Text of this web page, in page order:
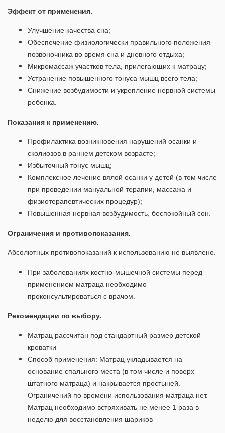
Эффект от применения.
Улучшение качества сна;
Обеспечение физиологически правильного положения
позвоночника во время сна и дневного отдыха;
Микромассаж участков тела, прилегающих к матрацу;
Устранение повышенного тонуса мышц всего тела;
Снижение возбудимости и укрепление нервной системы
ребенка.
Показания к применению.
Профилактика возникновения нарушений осанки и
сколиозов в раннем детском возрасте;
Избыточный тонус мышц;
Комплексное лечение вялой осанки у детей (в том числе
при проведении мануальной терапии, массажа и
физиотерапевтических процедур);
Повышенная нервная возбудимость, беспокойный сон.
Ограничения и противопоказания.
Абсолютных противопоказаний к использованию не выявлено.
При заболеваниях костно-мышечной системы перед
применением матраца необходимо
проконсультироваться с врачом.
Рекомендации по выбору.
Матрац рассчитан под стандартный размер детской
кроватки
Способ применения: Матрац укладывается на
основание спального места (в том числе и поверх
штатного матраца) и накрывается простыней.
Ограничений по времени использования матраца нет.
Матрац необходимо встряхивать не менее 1 раза в
неделю для восстановления шариков